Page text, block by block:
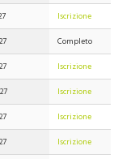
Iscrizione
Completo
Iscrizione
Iscrizione
Iscrizione
Iscrizione